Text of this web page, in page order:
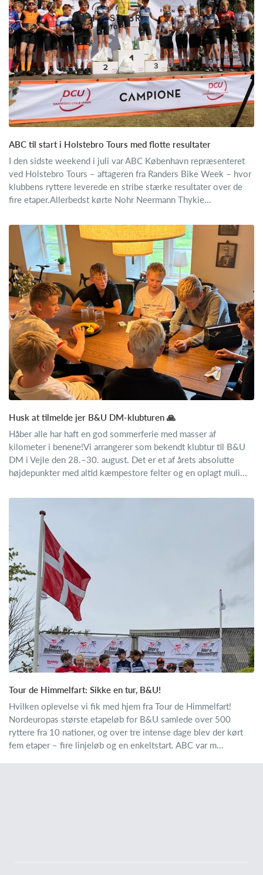
ABC til start i Holstebro Tours med flotte resultater
I den sidste weekend i juli var ABC København repræsenteret
ved Holstebro Tours – aftageren fra Randers Bike Week – hvor
klubbens ryttere leverede en stribe stærke resultater over de
fire etaper.Allerbedst kørte Nohr Neermann Thykie...
Husk at tilmelde jer B&U DM-klubturen 🙏
Håber alle har haft en god sommerferie med masser af
kilometer i benene!Vi arrangerer som bekendt klubtur til B&U
DM i Vejle den 28.–30. august. Det er et af årets absolutte
højdepunkter med altid kæmpestore felter og en oplagt muli...
Tour de Himmelfart: Sikke en tur, B&U!
Hvilken oplevelse vi fik med hjem fra Tour de Himmelfart!
Nordeuropas største etapeløb for B&U samlede over 500
ryttere fra 10 nationer, og over tre intense dage blev der kørt
fem etaper – fire linjeløb og en enkeltstart. ABC var m...